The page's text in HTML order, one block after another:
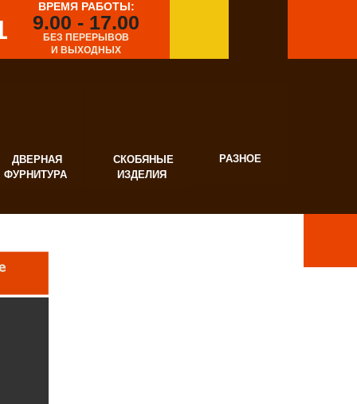
СКОБЯНЫЕ
ИЗДЕЛИЯ
РАЗНОЕ
ВРЕМЯ РАБОТЫ:
9.00 - 17.00
БЕЗ ПЕРЕРЫВОВ
И ВЫХОДНЫХ